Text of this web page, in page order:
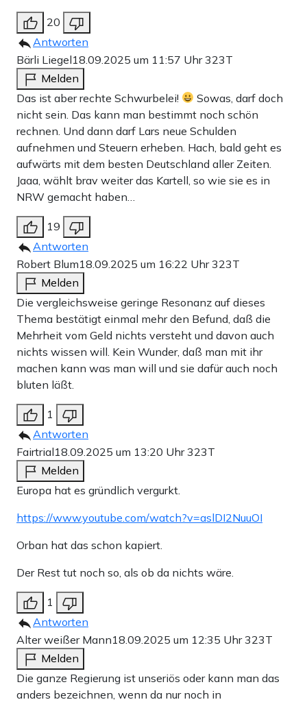
20
Antworten
Bärli Liegel18.09.2025 um 11:57 Uhr323T
Melden
Das ist aber rechte Schwurbelei!
Sowas, darf doch
nicht sein. Das kann man bestimmt noch schön
rechnen. Und dann darf Lars neue Schulden
aufnehmen und Steuern erheben. Hach, bald geht es
aufwärts mit dem besten Deutschland aller Zeiten.
Jaaa, wählt brav weiter das Kartell, so wie sie es in
NRW gemacht haben…
19
Antworten
Robert Blum18.09.2025 um 16:22 Uhr323T
Melden
Die vergleichsweise geringe Resonanz auf dieses
Thema bestätigt einmal mehr den Befund, daß die
Mehrheit vom Geld nichts versteht und davon auch
nichts wissen will. Kein Wunder, daß man mit ihr
machen kann was man will und sie dafür auch noch
bluten läßt.
1
Antworten
Fairtrial18.09.2025 um 13:20 Uhr323T
Melden
Europa hat es gründlich vergurkt.
https://www.youtube.com/watch?v=aslDI2NuuOI
Orban hat das schon kapiert.
Der Rest tut noch so, als ob da nichts wäre.
1
Antworten
Alter weißer Mann18.09.2025 um 12:35 Uhr323T
Melden
Die ganze Regierung ist unseriös oder kann man das
anders bezeichnen, wenn da nur noch in